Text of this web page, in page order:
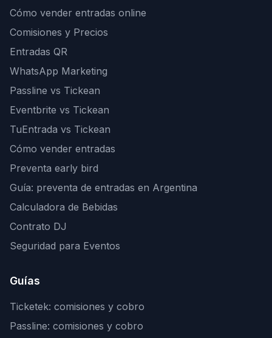
Cómo vender entradas online
Comisiones y Precios
Entradas QR
WhatsApp Marketing
Passline vs Tickean
Eventbrite vs Tickean
TuEntrada vs Tickean
Cómo vender entradas
Preventa early bird
Guía: preventa de entradas en Argentina
Calculadora de Bebidas
Contrato DJ
Seguridad para Eventos
Guías
Ticketek: comisiones y cobro
Passline: comisiones y cobro